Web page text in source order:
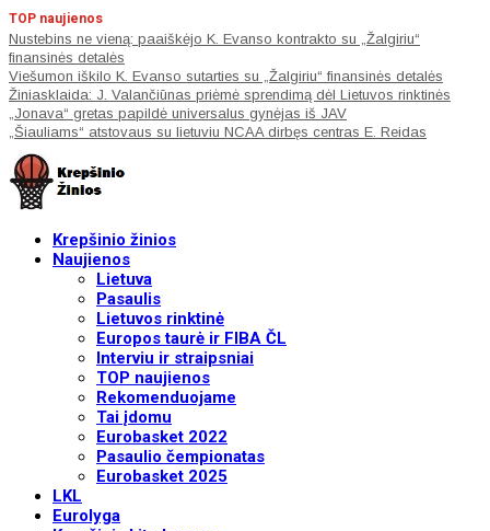
TOP naujienos
Nustebins ne vieną: paaiškėjo K. Evanso kontrakto su „Žalgiriu“
finansinės detalės
Viešumon iškilo K. Evanso sutarties su „Žalgiriu“ finansinės detalės
Žiniasklaida: J. Valančiūnas priėmė sprendimą dėl Lietuvos rinktinės
„Jonava“ gretas papildė universalus gynėjas iš JAV
„Šiauliams“ atstovaus su lietuviu NCAA dirbęs centras E. Reidas
Krepšinio žinios
Naujienos
Lietuva
Pasaulis
Lietuvos rinktinė
Europos taurė ir FIBA ČL
Interviu ir straipsniai
TOP naujienos
Rekomenduojame
Tai įdomu
Eurobasket 2022
Pasaulio čempionatas
Eurobasket 2025
LKL
Eurolyga